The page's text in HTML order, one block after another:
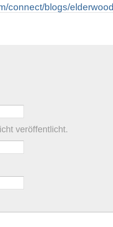
connect/blogs/
veröffentlicht.